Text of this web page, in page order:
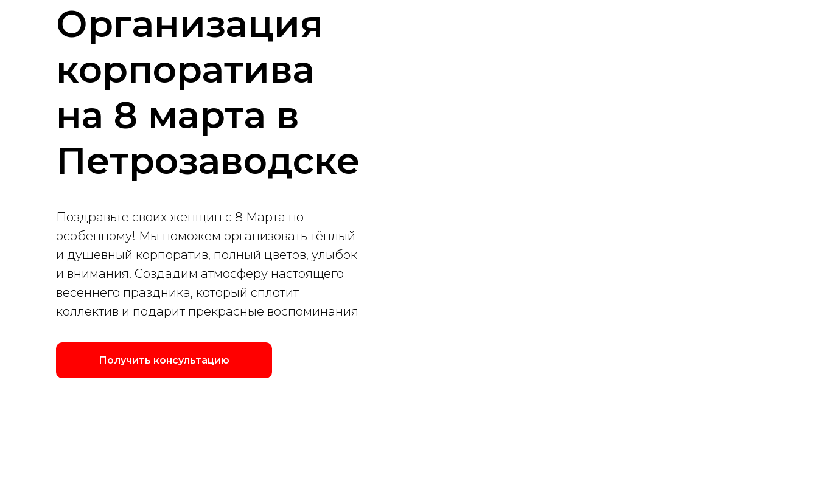
Организация
корпоратива
на 8 марта в
Петрозаводске
Поздравьте своих женщин с 8 Марта по-
особенному! Мы поможем организовать тёплый
и душевный корпоратив, полный цветов, улыбок
и внимания. Создадим атмосферу настоящего
весеннего праздника, который сплотит
коллектив и подарит прекрасные воспоминания
Получить консультацию